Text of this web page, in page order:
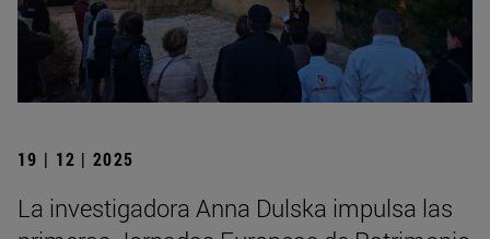
19 | 12 | 2025
La investigadora Anna Dulska impulsa las